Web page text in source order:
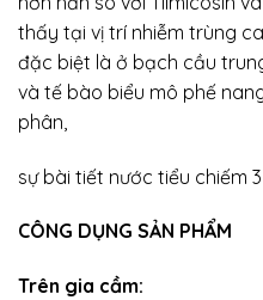
thấy tại vị trí nhiễm trùng
đặc biệt là ở bạch cầu
và tế bào biểu mô phế
phân,
sự bài tiết nước tiểu chiếm 3
CÔNG DỤNG SẢN PHẨM
Trên gia cầm: